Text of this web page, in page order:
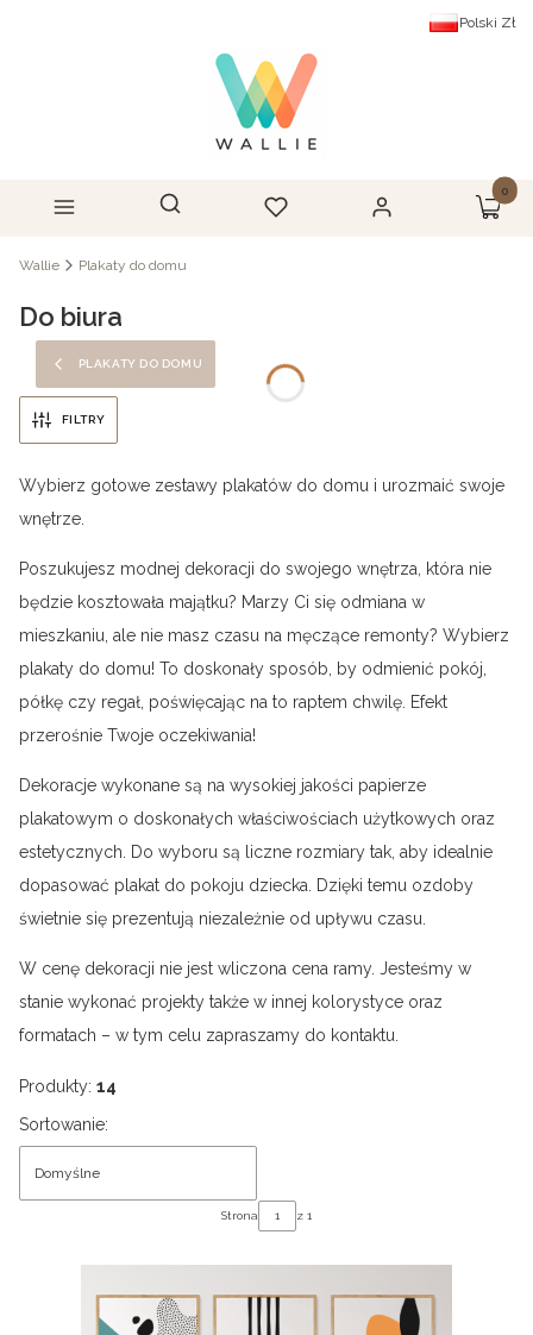
Polski Zł
Menu Otwórz wyszukiwarkę
Szukaj Ulubione Zaloguj się Koszyk
Wallie Plakaty do domu
Do biura
PLAKATY DO DOMU
FILTRY
Wybierz gotowe zestawy plakatów do domu i urozmaić swoje
wnętrze.
Poszukujesz modnej dekoracji do swojego wnętrza, która nie
będzie kosztowała majątku? Marzy Ci się odmiana w
mieszkaniu, ale nie masz czasu na męczące remonty? Wybierz
plakaty do domu! To doskonały sposób, by odmienić pokój,
półkę czy regał, poświęcając na to raptem chwilę. Efekt
przerośnie Twoje oczekiwania!
Dekoracje wykonane są na wysokiej jakości papierze
plakatowym o doskonałych właściwościach użytkowych oraz
estetycznych. Do wyboru są liczne rozmiary tak, aby idealnie
dopasować plakat do pokoju dziecka. Dzięki temu ozdoby
świetnie się prezentują niezależnie od upływu czasu.
W cenę dekoracji nie jest wliczona cena ramy. Jesteśmy w
stanie wykonać projekty także w innej kolorystyce oraz
formatach – w tym celu zapraszamy do kontaktu.
Produkty: 14
Lista produktów
Sortowanie:
Domyślne
Strona z 1